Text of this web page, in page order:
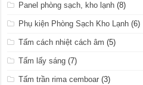
Panel phòng sạch, kho lạnh (8)
Phụ kiện Phòng Sạch Kho Lạnh (6)
Tấm cách nhiệt cách âm (5)
Tấm lấy sáng (7)
Tấm trần rima cemboar (3)